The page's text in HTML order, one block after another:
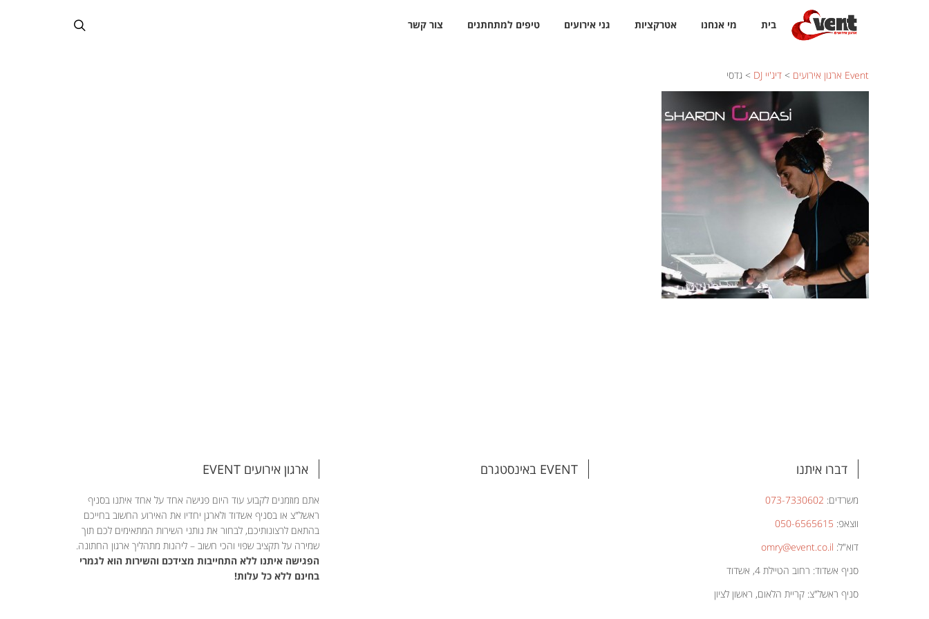
בית מי אנחנו אטרקציות גני אירועים טיפים למתחתנים צור קשר
Event ארגון אירועים > דיג'יי DJ > גדסי
דברו איתנו
משרדים: 073-7330602
ווצאפ: 050-6565615
דוא"ל: omry@event.co.il
סניף אשדוד: רחוב הטיילת 4, אשדוד
סניף ראשל"צ: קריית הלאום, ראשון לציון
EVENT באינסטגרם ארגון אירועים EVENT
אתם מוזמנים לקבוע עוד היום פגישה אחד על אחד איתנו בסניף
ראשל"צ או בסניף אשדוד ולארגן יחדיו את האירוע החשוב בחייכם
בהתאם לרצונותיכם, לבחור את נותני השירות המתאימים לכם תוך
שמירה על תקציב שפוי והכי חשוב – ליהנות מתהליך ארגון החתונה.
הפגישה איתנו ללא התחייבות מצידכם והשירות הוא לגמרי
בחינם ללא כל עלות!